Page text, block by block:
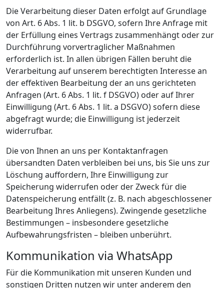
Die Verarbeitung dieser Daten erfolgt auf Grundlage
von Art. 6 Abs. 1 lit. b DSGVO, sofern Ihre Anfrage mit
der Erfüllung eines Vertrags zusammenhängt oder zur
Durchführung vorvertraglicher Maßnahmen
erforderlich ist. In allen übrigen Fällen beruht die
Verarbeitung auf unserem berechtigten Interesse an
der effektiven Bearbeitung der an uns gerichteten
Anfragen (Art. 6 Abs. 1 lit. f DSGVO) oder auf Ihrer
Einwilligung (Art. 6 Abs. 1 lit. a DSGVO) sofern diese
abgefragt wurde; die Einwilligung ist jederzeit
widerrufbar.
Die von Ihnen an uns per Kontaktanfragen
übersandten Daten verbleiben bei uns, bis Sie uns zur
Löschung auffordern, Ihre Einwilligung zur
Speicherung widerrufen oder der Zweck für die
Datenspeicherung entfällt (z. B. nach abgeschlossener
Bearbeitung Ihres Anliegens). Zwingende gesetzliche
Bestimmungen – insbesondere gesetzliche
Aufbewahrungsfristen – bleiben unberührt.
Kommunikation via WhatsApp
Für die Kommunikation mit unseren Kunden und
sonstigen Dritten nutzen wir unter anderem den